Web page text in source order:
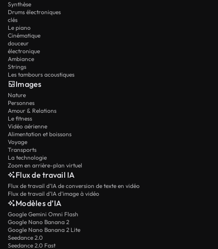
Synthèse
Drums électroniques
clés
Le piano
Cinématique
douceur
électronique
Ambiance
Strings
Les tambours acoustiques
Images
Nature
Personnes
Amour & Relations
Le fitness
Vidéo aérienne
Alimentation et boissons
Voyage
Transports
La technologie
Zoom en arrière-plan virtuel
Flux de travail IA
Flux de travail d’IA de conversion de texte en vidéo
Flux de travail d’IA d’image à vidéo
Modèles d’IA
Google Gemini Omni Flash
Google Nano Banana 2
Google Nano Banana 2 Lite
Seedance 2.0
Seedance 2.0 Fast